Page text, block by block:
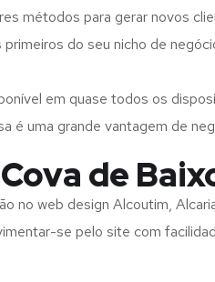
métodos para gerar novos
do seu nicho de
em quase todos os
é uma grande vantagem de
de
no web design Alcoutim,
se pelo site com